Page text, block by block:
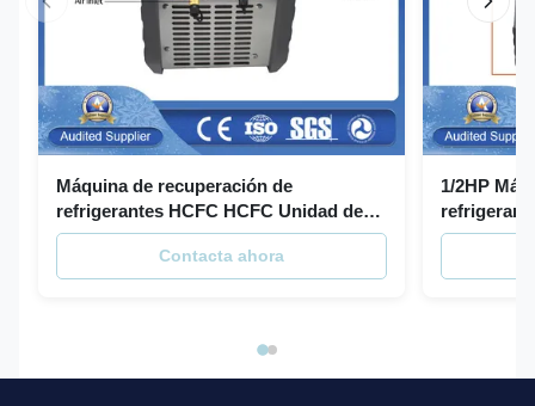
Máquina de recuperación de
refrigerantes HCFC HCFC Unidad de
recuperación de AC
Contacta ahora
1/2HP